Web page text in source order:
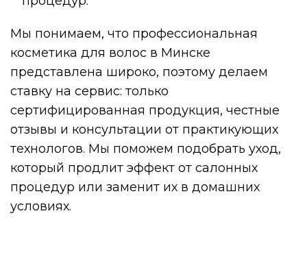
Мы понимаем, что профессиональная
косметика для волос в Минске
представлена широко, поэтому делаем
ставку на сервис: только
сертифицированная продукция, честные
отзывы и консультации от практикующих
технологов. Мы поможем подобрать уход,
который продлит эффект от салонных
процедур или заменит их в домашних
условиях.